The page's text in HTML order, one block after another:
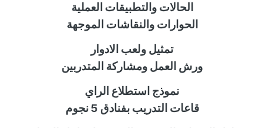
الحالات والتطبيقات العملية
الحوارات والنقاشات الموجهة
تمثيل ولعب الادوار
ورش العمل ومشاركة المتدربين
نموذج استطلاع الراي
قاعات التدريب بفنادق 5 نجوم